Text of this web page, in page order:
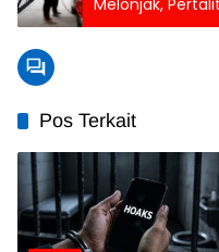
Melonjak,
Pos Terkait